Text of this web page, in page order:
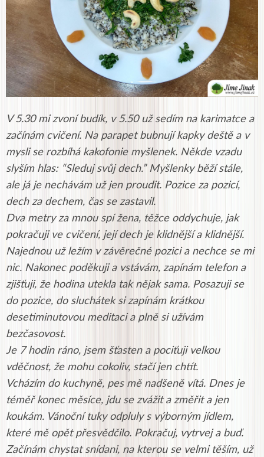
V 5.30 mi zvoní budík, v 5.50 už sedím na karimatce a
začínám cvičení. Na parapet bubnují kapky deště a v
mysli se rozbíhá kakofonie myšlenek. Někde vzadu
slyším hlas: “Sleduj svůj dech.” Myšlenky běží stále,
ale já je nechávám už jen proudit. Pozice za pozicí,
dech za dechem, čas se zastavil.
Dva metry za mnou spí žena, těžce oddychuje, jak
pokračuji ve cvičení, její dech je klidnější a klidnější.
Najednou už ležím v závěrečné pozici a nechce se mi
nic. Nakonec poděkuji a vstávám, zapínám telefon a
zjišťuji, že hodina utekla tak nějak sama. Posazuji se
do pozice, do sluchátek si zapínám krátkou
desetiminutovou meditaci a plně si užívám
bezčasovost.
Je 7 hodin ráno, jsem šťasten a pociťuji velkou
vděčnost, že mohu cokoliv, stačí jen chtít.
Vcházím do kuchyně, pes mě nadšeně vítá. Dnes je
téměř konec měsíce, jdu se zvážit a změřit a jen
koukám. Vánoční tuky odpluly s výborným jídlem,
které mě opět přesvědčilo. Pokračuj, vytrvej a buď.
Začínám chystat snídani, na kterou se velmi těším, už